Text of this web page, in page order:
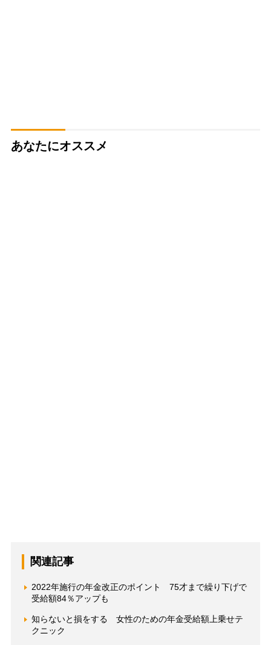
あなたにオススメ
関連記事
2022年施行の年金改正のポイント 75才まで繰り下げで
受給額84％アップも
知らないと損をする 女性のための年金受給額上乗せテ
クニック